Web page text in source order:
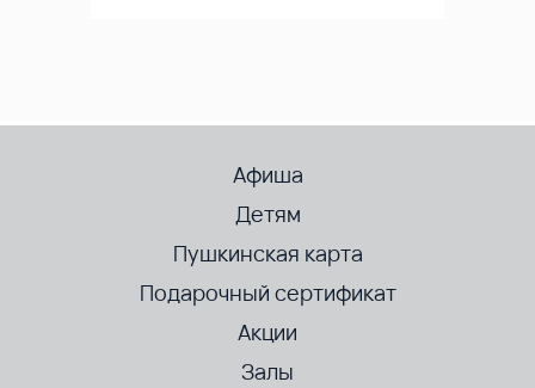
Афиша
Детям
Пушкинская карта
Подарочный сертификат
Акции
Залы